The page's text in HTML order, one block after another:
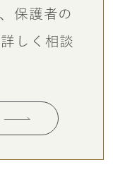
保護者の
しく相談